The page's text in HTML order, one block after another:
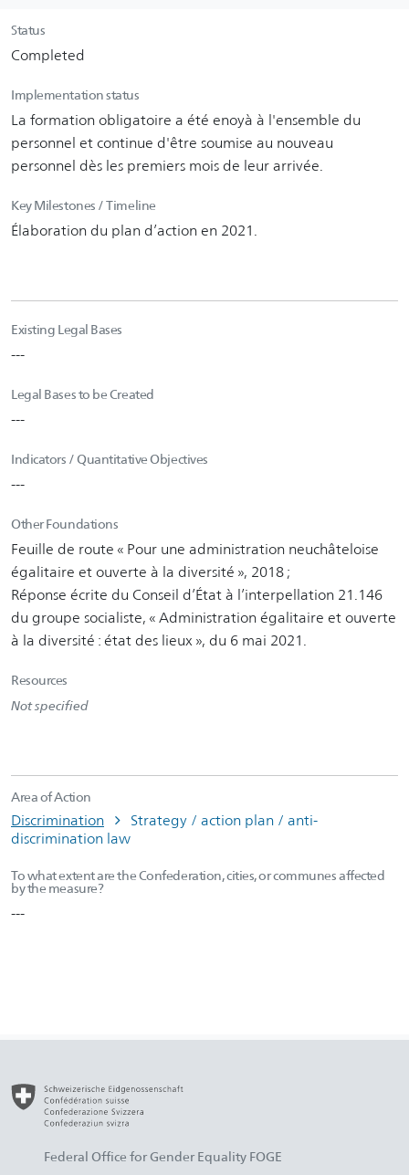
Status
Completed
Implementation status
La formation obligatoire a été enoyà à l'ensemble du
personnel et continue d'être soumise au nouveau
personnel dès les premiers mois de leur arrivée.
Key Milestones / Timeline
Élaboration du plan d’action en 2021.
Existing Legal Bases
---
Legal Bases to be Created
---
Indicators / Quantitative Objectives
---
Other Foundations
Feuille de route « Pour une administration neuchâteloise
égalitaire et ouverte à la diversité », 2018 ;
Réponse écrite du Conseil d’État à l’interpellation 21.146
du groupe socialiste, « Administration égalitaire et ouverte
à la diversité : état des lieux », du 6 mai 2021.
Resources
Not specified
Area of Action
Discrimination
Strategy / action plan / anti-
discrimination law
To what extent are the Confederation, cities, or communes affected
by the measure?
---
Federal Office for Gender Equality FOGE